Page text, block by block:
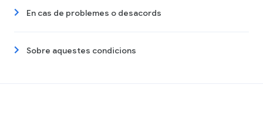
En cas de problemes o desacords
Sobre aquestes condicions